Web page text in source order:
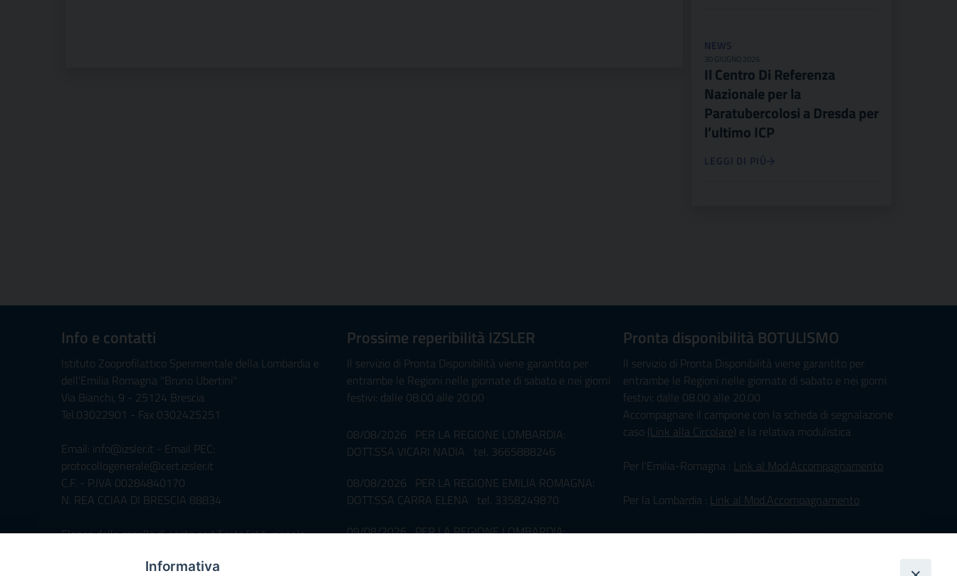
NEWS
30 GIUGNO 2026
Il Centro Di Referenza
Nazionale per la
Paratubercolosi a Dresda per
l’ultimo ICP
LEGGI DI PIÙ
Info e contatti
Istituto Zooprofilattico Sperimentale della Lombardia e
dell'Emilia Romagna "Bruno Ubertini"
Via Bianchi, 9 - 25124 Brescia
Tel.03022901 - Fax 0302425251
Email: info@izsler.it - Email PEC:
protocollogenerale@cert.izsler.it
C.F. - P.IVA 00284840170
N. REA CCIAA DI BRESCIA 88834
Elenco delle caselle di posta certificata/istituzionale
Servizio di Foresteria »
Prossime reperibilità IZSLER
Il servizio di Pronta Disponibilità viene garantito per
entrambe le Regioni nelle giornate di sabato e nei giorni
festivi: dalle 08.00 alle 20.00
08/08/2026 PER LA REGIONE LOMBARDIA:
DOTT.SSA VICARI NADIA tel. 3665888246
08/08/2026 PER LA REGIONE EMILIA ROMAGNA:
DOTT.SSA CARRA ELENA tel. 3358249870
09/08/2026 PER LA REGIONE LOMBARDIA:
Pronta disponibilità BOTULISMO
Il servizio di Pronta Disponibilità viene garantito per
entrambe le Regioni nelle giornate di sabato e nei giorni
festivi: dalle 08.00 alle 20.00
Accompagnare il campione con la scheda di segnalazione
caso (Link alla Circolare) e la relativa modulistica
Per l'Emilia-Romagna : Link al Mod.Accompagnamento
Per la Lombardia : Link al Mod.Accompagnamento
08/08/2026 PER LA REGIONE LOMBARDIA:
Informativa